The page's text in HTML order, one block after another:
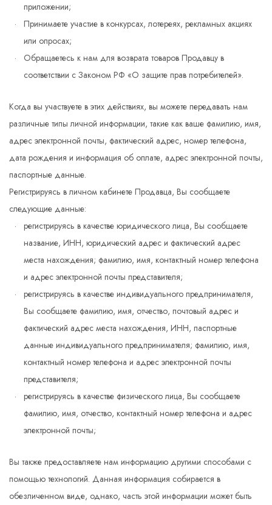
приложении;
Принимаете участие в конкурсах, лотереях, рекламных акциях
или опросах;
Обращаетесь к нам для возврата товаров Продавцу в
соответствии с Законом РФ «О защите прав потребителей».
Когда вы участвуете в этих действиях, вы можете передавать нам
различные типы личной информации, такие как ваше фамилию, имя,
адрес электронной почты, фактический адрес, номер телефона,
дата рождения и информация об оплате, адрес электронной почты,
паспортные данные.
Регистрируясь в личном кабинете Продавца, Вы сообщаете
следующие данные:
регистрируясь в качестве юридического лица, Вы сообщаете
название, ИНН, юридический адрес и фактический адрес
места нахождения; фамилию, имя, контактный номер телефона
и адрес электронной почты представителя;
регистрируясь в качестве индивидуального предпринимателя,
Вы сообщаете фамилию, имя, отчество, почтовый адрес и
фактический адрес места нахождения, ИНН, паспортные
данные индивидуального предпринимателя; фамилию, имя,
контактный номер телефона и адрес электронной почты
представителя;
регистрируясь в качестве физического лица, Вы сообщаете
фамилию, имя, отчество, контактный номер телефона и адрес
электронной почты;
Вы также предоставляете нам информацию другими способами с
помощью технологий. Данная информация собирается в
обезличенном виде, однако, часть этой информации может быть